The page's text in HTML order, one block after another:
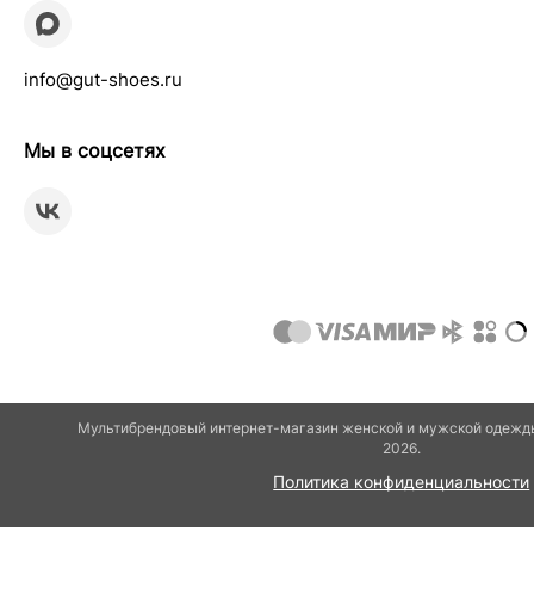
info@gut-shoes.ru
Мы в соцсетях
Мультибрендовый интернет-магазин женской и мужской
2026.
Политика конфиденциальности